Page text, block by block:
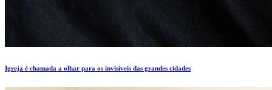
Igreja é chamada a olhar para os invisíveis das grandes cidades